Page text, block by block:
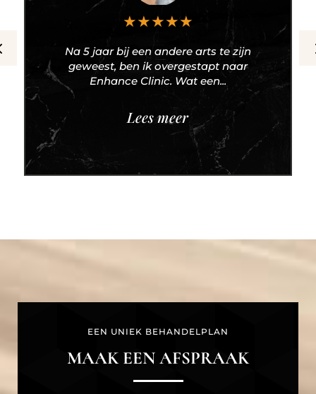
★★★★★
Na 5 jaar bij een andere arts te zijn
geweest, ben ik overgestapt naar
Enhance Clinic. Wat een...
Lees meer
EEN UNIEK BEHANDELPLAN
MAAK EEN AFSPRAAK